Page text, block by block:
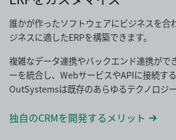
誰かが作ったソフトウェアにビジネスを合
ジネスに適したERPを構築できます。
複雑なデータ連携やバックエンド連携がで
ーを統合し、WebサービスやAPIに接続する
OutSystemsは既存のあらゆるテクノロジ
独自のCRMを開発するメリット